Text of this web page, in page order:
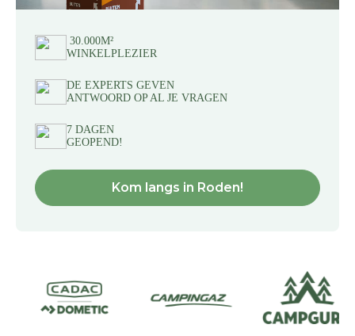
30.000M²
WINKELPLEZIER
DE EXPERTS GEVEN
ANTWOORD OP AL JE VRAGEN
7 DAGEN
GEOPEND!
Kom langs in Roden!